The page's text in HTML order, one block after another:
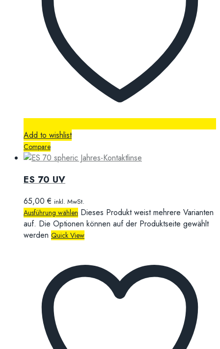
Add to wishlist
Compare
ES 70 UV
65,00€ inkl. MwSt.
Ausführung wählen Dieses Produkt weist mehrere Varianten
auf. Die Optionen können auf der Produktseite gewählt
werden Quick View